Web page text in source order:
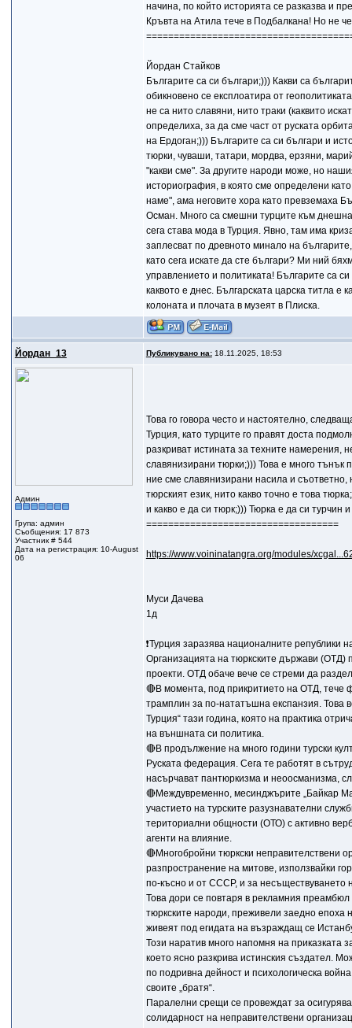
начина, по който историята се разказва и
Кръвта на Атила тече в Подбалкана! Но не
Йордан Стайков
Българите са си българи;))) Какви са
обикновено се експлоатира от
не са нито славяни, нито траки (каквито
определиха, за да сме част от руската
на Ердоган;))) Българите са си българи и
тюрки, чуваши, татари, мордва, ерзяни,
"какви сме". За другите народи може, но
историография, в която сме определени
наме", ама неговите хора като превземаха
Осман. Много са смешни турците към
сега става мода в Турция. Явно, там има
заплесват по древното минало на
като сега искате да сте българи? Ми ний
управлението и политиката! Българите са
каквото е днес. Българската царска титла е
колоната и плочата в музеят в Плиска.
Йордан_13 Публикувано на:18.11.2025, 18:53
Админ
Група: админ
Съобщения: 17 873
Участник # 544
Дата на регистрация: 10-August
06
Това го говора често и настоятелно,
Турция, като турците го правят доста
разкриват истината за техните
славянизирани тюрки;))) Това е много тънък
ние сме славянизирани насила и
тюрският език, нито какво точно е това
и какво е да си тюрк;))) Тюрка е да си
===================================
https://www.voininatangra.org/modules/
Муси Дачева
1д
❗️Турция заразява националните
Организацията на тюркските държави (ОТД)
проекти. ОТД обаче вече се стреми да
🔴В момента, под прикритието на ОТД, тече
трамплин за по-нататъшна експанзия. Това
Турция“ тази година, която на практика
на външната си политика.
🔴В продължение на много години турски
Руската федерация. Сега те работят в
насърчават пантюркизма и неоосманизма,
🔴Междувременно, месинджърите „Байкар
участието на турските разузнавателни
териториални общности (ОТО) с активно
агенти на влияние.
🔴Многобройни тюркски неправителствени
разпространение на митове, използвайки
по-късно и от СССР, и за несъществуването
Това дори се повтаря в рекламния
тюркските народи, преживели заедно епоха
живеят под егидата на възраждащ се
Този наратив много напомня на приказката
което ясно разкрива истинския създател.
по подривна дейност и психологическа
своите „братя“.
Паралелни срещи се провеждат за
солидарност на неправителствени